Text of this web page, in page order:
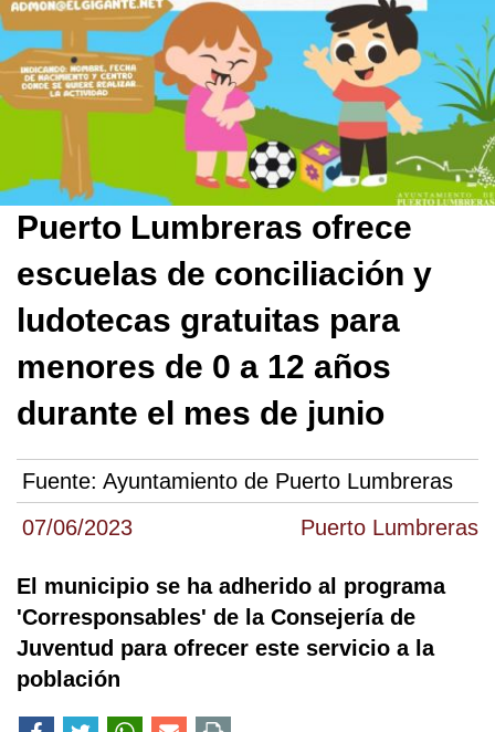
07/06/2023 Puerto Lumbreras
Puerto Lumbreras ofrece
escuelas de conciliación y
ludotecas gratuitas para
menores de 0 a 12 años
durante el mes de junio
Fuente: Ayuntamiento de Puerto Lumbreras
El municipio se ha adherido al programa
'Corresponsables' de la Consejería de
Juventud para ofrecer este servicio a la
población